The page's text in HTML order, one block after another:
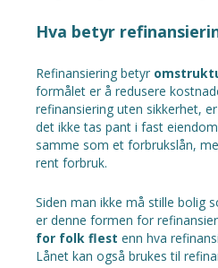
Hva betyr
Refinansiering betyr
formålet er å redusere
refinansiering uten sikkerhet,
det ikke tas pant i fast
samme som et forbrukslån,
rent forbruk.
Siden man ikke må stille bolig
er denne formen for
for folk flest enn hva
Lånet kan også brukes til